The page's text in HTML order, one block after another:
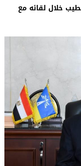
خلال لقائه مع